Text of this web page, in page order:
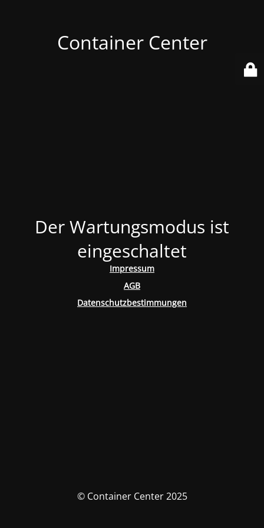
Container Center
Der Wartungsmodus ist
eingeschaltet
Impressum
AGB
Datenschutzbestimmungen
© Container Center 2025